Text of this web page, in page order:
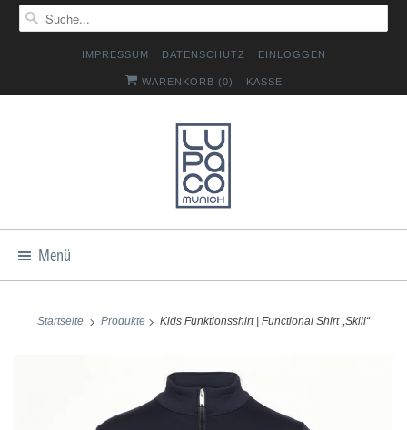
IMPRESSUM DATENSCHUTZ EINLOGGEN
WARENKORB (0) KASSE
Menü
Startseite Produkte Kids Funktionsshirt | Functional Shirt „Skill“